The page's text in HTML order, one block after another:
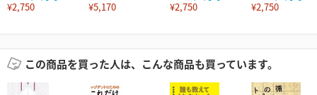
¥2,750
¥5,170
¥2,750
¥2,750
この商品を買った人は、こんな商品も買っています。